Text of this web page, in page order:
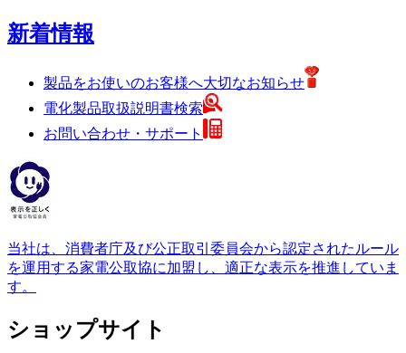
新着情報
製品をお使いのお客様へ大切なお知らせ
電化製品取扱説明書検索
お問い合わせ・サポート
当社は、消費者庁及び公正取引委員会から認定されたルール
を運用する家電公取協に加盟し、適正な表示を推進していま
す。
ショップサイト